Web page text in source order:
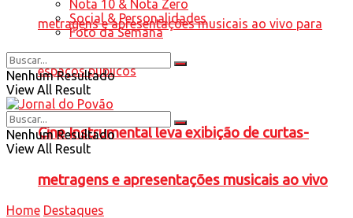
Cine Instrumental leva exibição de curtas-
metragens e apresentações musicais ao vivo
Nota 10 & Nota Zero
Social & Personalidades
Foto da Semana
Nenhum Resultado
View All Result
Nenhum Resultado
View All Result
Home Destaques